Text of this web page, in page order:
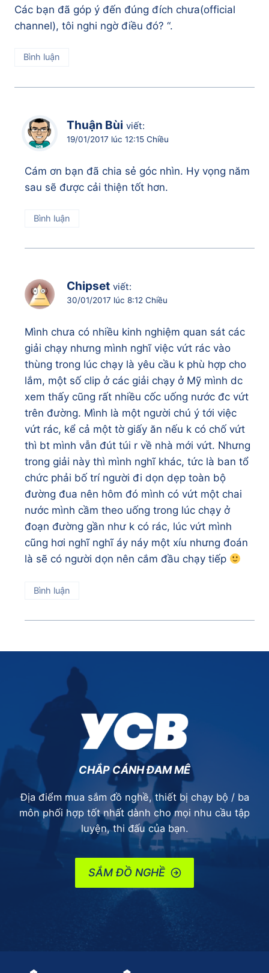
Các bạn đã góp ý đến đúng đích chưa(official
channel), tôi nghi ngờ điều đó? “.
Bình luận
Thuận Bùi viết:
19/01/2017 lúc 12:15 Chiều
Cám ơn bạn đã chia sẻ góc nhìn. Hy vọng năm
sau sẽ được cải thiện tốt hơn.
Bình luận
Chipset viết:
30/01/2017 lúc 8:12 Chiều
Mình chưa có nhiều kinh nghiệm quan sát các
giải chạy nhưng mình nghĩ việc vứt rác vào
thùng trong lúc chạy là yêu cầu k phù hợp cho
lắm, một số clip ở các giải chạy ở Mỹ mình dc
xem thấy cũng rất nhiều cốc uống nước đc vứt
trên đường. Mình là một người chú ý tới việc
vứt rác, kể cả một tờ giấy ăn nếu k có chố vứt
thì bt mình vẫn đút túi r về nhà mới vứt. Nhưng
trong giải này thì mình nghĩ khác, tức là ban tổ
chức phải bố trí người đi dọn dẹp toàn bộ
đường đua nên hôm đó mình có vứt một chai
nước mình cầm theo uống trong lúc chạy ở
đoạn đường gần như k có rác, lúc vứt mình
cũng hơi nghĩ nghĩ áy náy một xíu nhưng đoán
là sẽ có người dọn nên cắm đầu chạy tiếp
Bình luận
CHẮP CÁNH ĐAM MÊ
Địa điểm mua sắm đồ nghề, thiết bị chạy bộ / ba
môn phối hợp tốt nhất dành cho mọi nhu cầu tập
luyện, thi đấu của bạn.
SẮM ĐỒ NGHỀ